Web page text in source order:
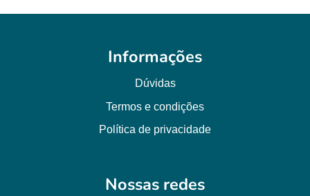
Informações
Dúvidas
Termos e condições
Política de privacidade
Nossas redes